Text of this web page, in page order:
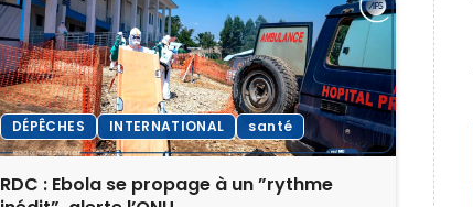
DÉPÊCHES INTERNATIONAL santé
RDC : Ebola se propage à un ”rythme